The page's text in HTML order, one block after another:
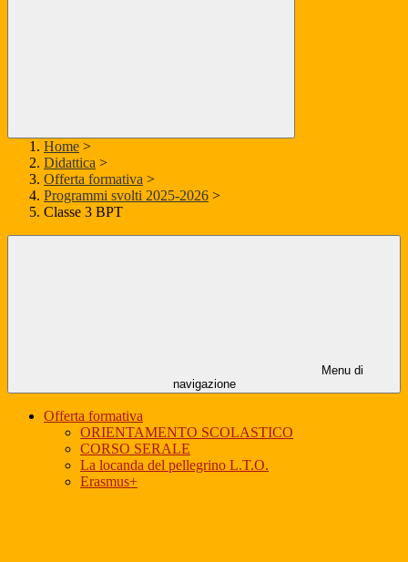
Home >
Didattica >
Offerta formativa >
Programmi svolti 2025-2026 >
Classe 3 BPT
Menu di
navigazione
Offerta formativa
ORIENTAMENTO SCOLASTICO
CORSO SERALE
La locanda del pellegrino L.T.O.
Erasmus+